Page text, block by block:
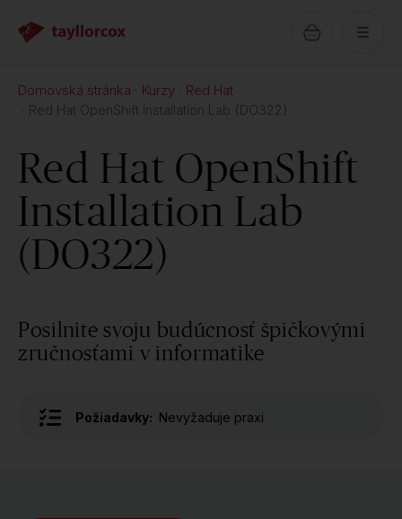
Domovská stránka Kurzy
Red Hat
Red Hat OpenShift Installation Lab (DO322)
Red Hat OpenShift
Installation Lab
(DO322)
Posilnite svoju budúcnosť špičkovými
zručnosťami v informatike
Požiadavky: Nevyžaduje praxi